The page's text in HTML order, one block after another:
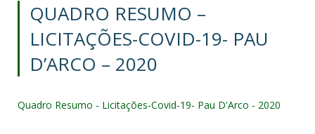
QUADRO RESUMO –
LICITAÇÕES-COVID-19- PAU
D’ARCO – 2020
Quadro Resumo - Licitações-Covid-19- Pau D'Arco - 2020